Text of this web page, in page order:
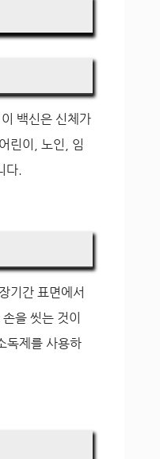
백신은 신체가
린이, 노인, 임
다.
기간 표면에서
을 씻는 것이
독제를 사용하